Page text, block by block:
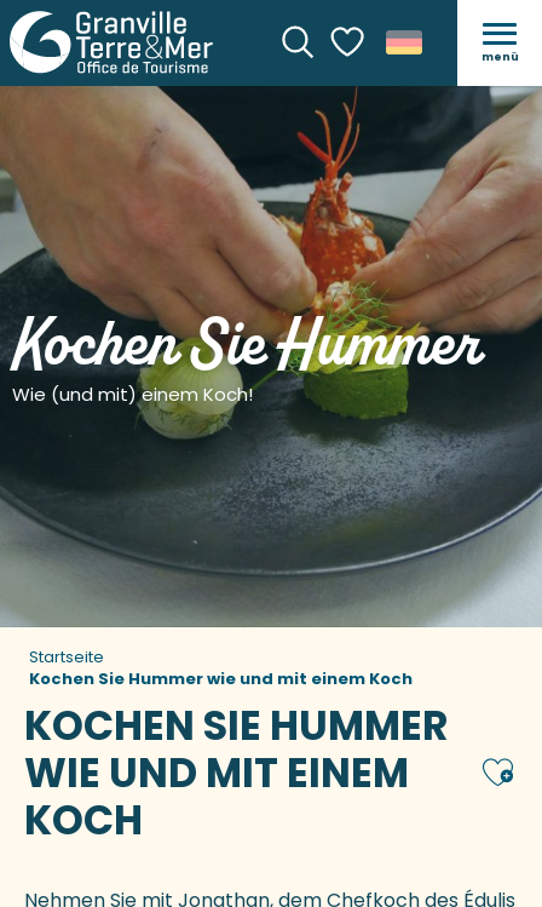
SucheVoir les favoris
menü
Kochen Sie Hummer
Wie (und mit) einem Koch!
Startseite
Kochen Sie Hummer wie und mit einem Koch
KOCHEN SIE HUMMER
WIE UND MIT EINEM
KOCH
Nehmen Sie mit Jonathan, dem Chefkoch des Édulis